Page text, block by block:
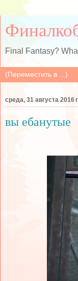
Final Fantasy?
среда, 31 августа 2016
вы ебанутые